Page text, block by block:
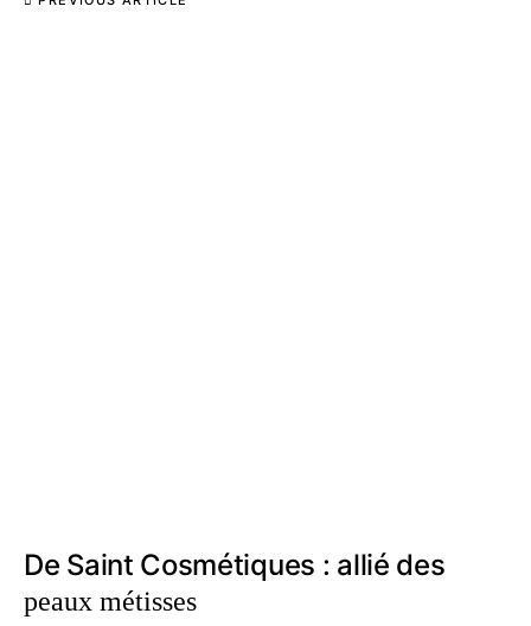
De Saint Cosmétiques : allié des
peaux métisses